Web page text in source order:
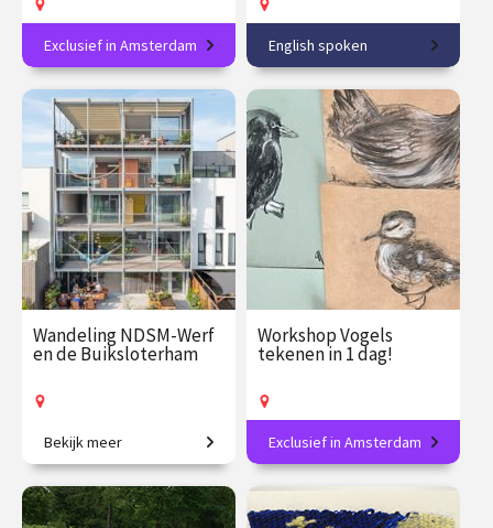
Leer de basistechniek van
een eeuwenoude ambacht.
€ 165.00
vanaf 21
aug.
Op locatie
Exclusief in Amsterdam
Discover Amsterdam's
newest museum!
€ 32.50
vanaf 22
aug.
Op locatie
English spoken
Wandeling NDSM-Werf
en de Buiksloterham
Van industriegebieden naar
stad van de toekomst.
Bekijk meer
Workshop Vogels
tekenen in 1 dag!
Creëer expressie in veren,
vleugels en contrast.
Exclusief in Amsterdam